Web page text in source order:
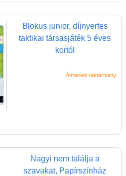
Blokus junior, díjnyertes
taktikai társasjáték 5 éves
kortól
Átmeneti raktárhiány
Nagyi nem találja a
szavakat, Papírszínház